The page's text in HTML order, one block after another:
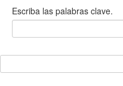
Escriba las palabras clave.